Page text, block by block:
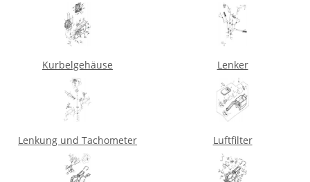
Kurbelgehäuse Lenker
Lenkung und Tachometer Luftfilter